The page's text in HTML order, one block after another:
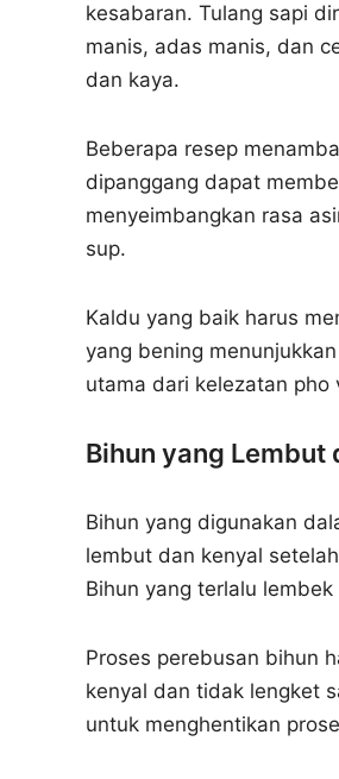
kesabaran. Tulang sapi
manis, adas manis, dan
dan kaya.
Beberapa resep
dipanggang dapat
menyeimbangkan rasa
sup.
Kaldu yang baik harus
yang bening
utama dari kelezatan pho
Bihun yang Lembut
Bihun yang digunakan
lembut dan kenyal
Bihun yang terlalu
Proses perebusan bihun
kenyal dan tidak lengket
untuk menghentikan